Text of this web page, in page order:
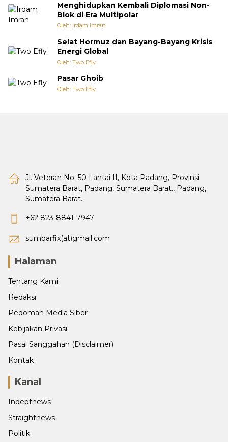
Menghidupkan Kembali Diplomasi Non-
Blok di Era Multipolar
Oleh: Irdam Imran
Selat Hormuz dan Bayang-Bayang Krisis
Energi Global
Oleh: Two Efly
Pasar Ghoib
Oleh: Two Efly
Jl. Veteran No. 50 Lantai II, Kota Padang, Provinsi
Sumatera Barat, Padang, Sumatera Barat., Padang,
Sumatera Barat.
+62 823-8841-7947
sumbarfix(at)gmail.com
Halaman
Tentang Kami
Redaksi
Pedoman Media Siber
Kebijakan Privasi
Pasal Sanggahan (Disclaimer)
Kontak
Kanal
Indeptnews
Straightnews
Politik